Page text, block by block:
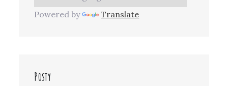
Powered by Translate
Posty